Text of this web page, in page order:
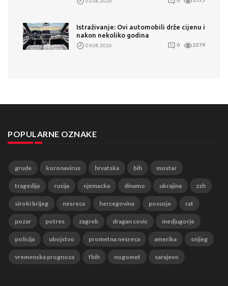
Istraživanje: Ovi automobili drže cijenu i
nakon nekoliko godina
04.08.2026. 0 2279
POPULARNE OZNAKE
grude koronavirus hrvatska bih mostar
tragedija rusija njemacka dinamo ukrajina zzh
siroki brijeg nesreca hercegovina posusje rat
pozar potres zagreb dragan covic medjugorje
policija ubojstvo prometna nesreca amerika snijeg
vremenska prognoza fbih nogomet sarajevo